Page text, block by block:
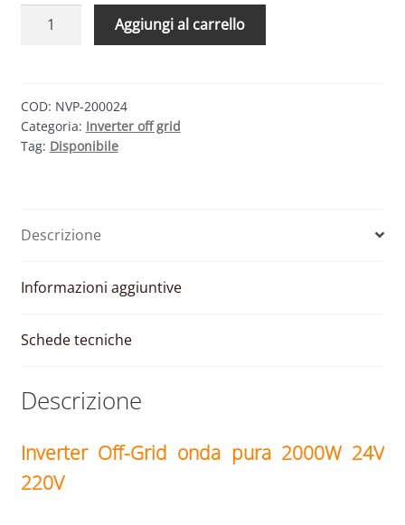
INVERTER
PURA
2000W
24V
Aggiungi al carrello
COD: NVP-200024
Categoria: Inverter off grid
Tag: Disponibile
Descrizione
Informazioni aggiuntive
Schede tecniche
Descrizione
Inverter Off-Grid onda pura 2000W 24V
220V